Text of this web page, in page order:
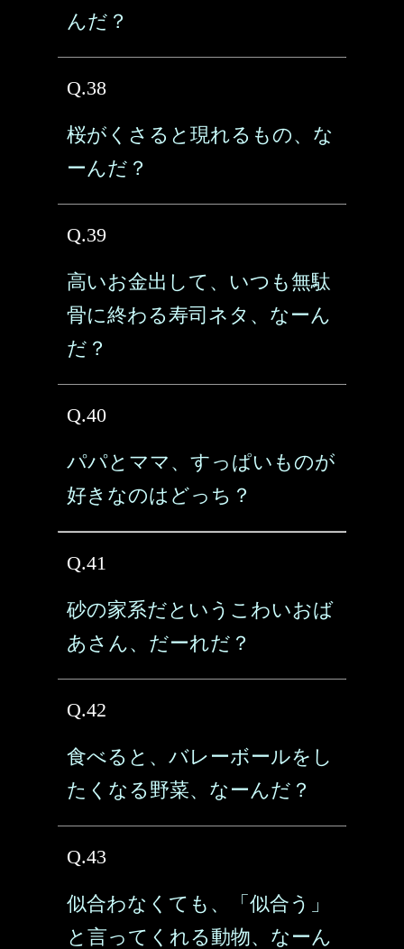
んだ？
Q.38
桜がくさると現れるもの、な
ーんだ？
Q.39
高いお金出して、いつも無駄
骨に終わる寿司ネタ、なーん
だ？
Q.40
パパとママ、すっぱいものが
好きなのはどっち？
Q.41
砂の家系だというこわいおば
あさん、だーれだ？
Q.42
食べると、バレーボールをし
たくなる野菜、なーんだ？
Q.43
似合わなくても、「似合う」
と言ってくれる動物、なーん